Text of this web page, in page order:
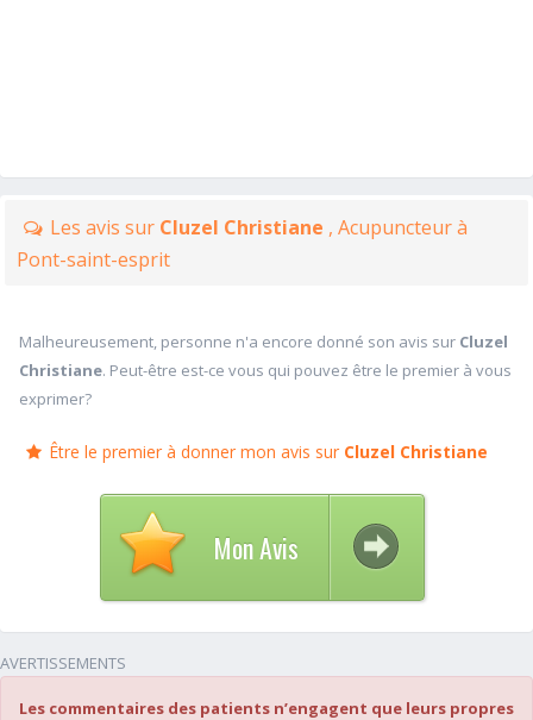
Les avis sur Cluzel Christiane , Acupuncteur à
Pont-saint-esprit
Malheureusement, personne n'a encore donné son avis sur Cluzel
Christiane. Peut-être est-ce vous qui pouvez être le premier à vous
exprimer?
Être le premier à donner mon avis sur Cluzel Christiane
Mon Avis
AVERTISSEMENTS
Les commentaires des patients n’engagent que leurs propres